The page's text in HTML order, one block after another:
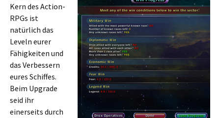
Kern des Action-
RPGs ist
natürlich das
Leveln eurer
Fähigkeiten und
das Verbessern
eures Schiffes.
Beim Upgrade
seid ihr
einerseits durch